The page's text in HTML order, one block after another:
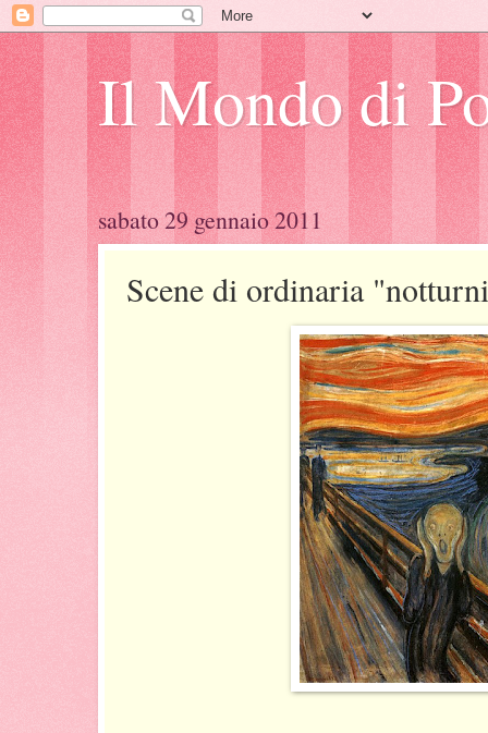
Il Mondo di
sabato 29 gennaio 2011
Scene di ordinaria